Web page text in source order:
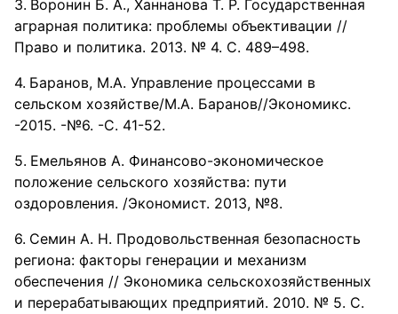
Воронин Б. А., Ханнанова Т. Р. Государственная
аграрная политика: проблемы объективации //
Право и политика. 2013. № 4. С. 489–498.
Баранов, М.А. Управление процессами в
сельском хозяйстве/М.А. Баранов//Экономикс.
-2015. -№6. -С. 41-52.
Емельянов А. Финансово-экономическое
положение сельского хозяйства: пути
оздоровления. /Экономист. 2013, №8.
Семин А. Н. Продовольственная безопасность
региона: факторы генерации и механизм
обеспечения // Экономика сельскохозяйственных
и перерабатывающих предприятий. 2010. № 5. С.